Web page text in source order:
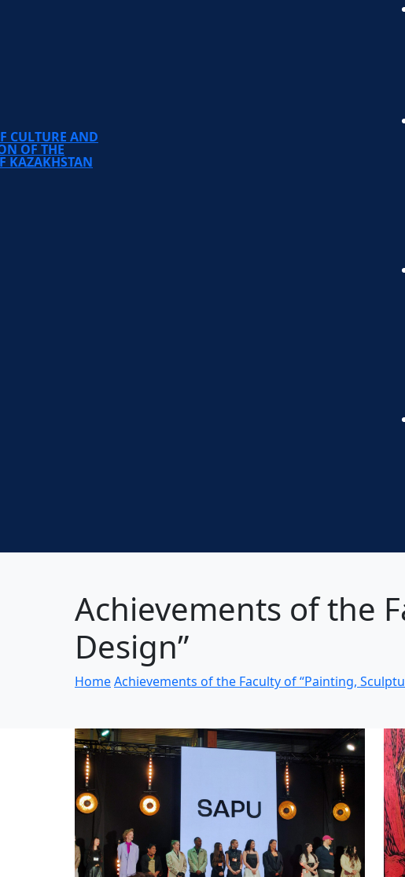
CULTURE AND
OF THE
KAZAKHSTAN
Achievements of the
Design”
HomeAchievements of the Faculty of “Painting,